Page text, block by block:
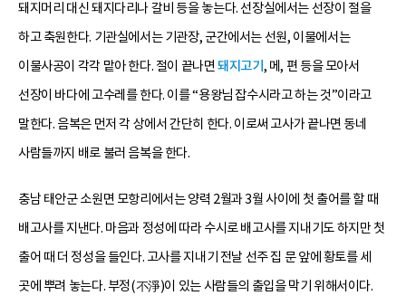
돼지머리 대신 돼지다리나 갈비 등을 놓는다. 선장실에서는 선장이 절을
하고 축원한다. 기관실에서는 기관장, 군간에서는 선원, 이물에서는
이물사공이 각각 맡아 한다. 절이 끝나면돼지고기 , 메, 편 등을 모아서
선장이 바다에 고수레를 한다. 이를 “용왕님 잡수시라고 하는 것”이라고
말한다. 음복은 먼저 각 상에서 간단히 한다. 이로써 고사가 끝나면 동네
사람들까지 배로 불러 음복을 한다.
충남 태안군 소원면 모항리에서는 양력 2월과 3월 사이에 첫 출어를 할 때
배고사를 지낸다. 마음과 정성에 따라 수시로 배고사를 지내기도 하지만 첫
출어 때 더 정성을 들인다. 고사를 지내기 전날 선주 집 문 앞에 황토를 세
곳에 뿌려 놓는다. 부정(不淨)이 있는 사람들의 출입을 막기 위해서이다.